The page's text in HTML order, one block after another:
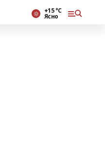
+15 °С
Ясно